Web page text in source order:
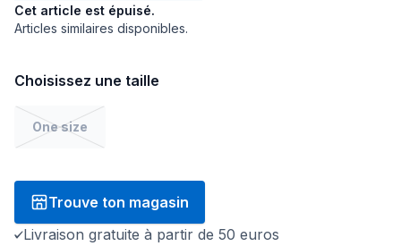
Cet article est épuisé.
Articles similaires disponibles.
Choisissez une taille
One size
Trouve ton magasin
Livraison gratuite à partir de 50 euros